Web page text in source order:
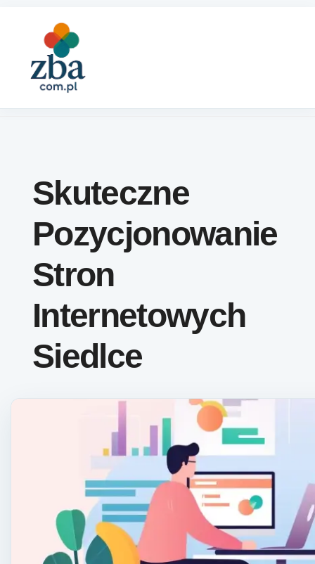
Skuteczne
Pozycjonowanie
Stron
Internetowych
Siedlce